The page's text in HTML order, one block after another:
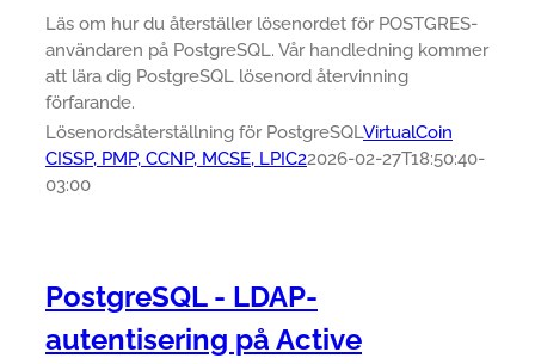
Läs om hur du återställer lösenordet för POSTGRES-
användaren på PostgreSQL. Vår handledning kommer
att lära dig PostgreSQL lösenord återvinning
förfarande.
Lösenordsåterställning för PostgreSQLVirtualCoin
CISSP, PMP, CCNP, MCSE, LPIC22026-02-27T18:50:40-
03:00
PostgreSQL - LDAP-
autentisering på Active